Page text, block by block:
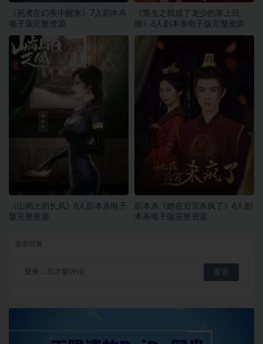
《死者在幻夜中醒来》7人剧本杀
电子版完整资源
《重生之我成了龙少的掌上玩
物》6人剧本杀电子版完整资源
《山岗上的长风》6人剧本杀电子
版完整资源
剧本杀《她在后宫杀疯了》6人剧
本杀电子版完整资源
登录... 后才能评论